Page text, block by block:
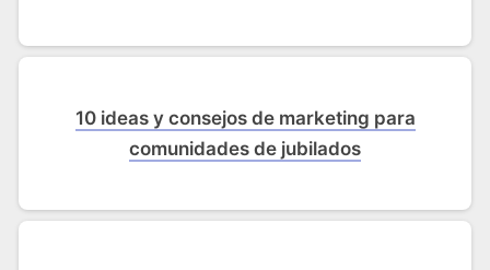
10 ideas y consejos de marketing para
comunidades de jubilados